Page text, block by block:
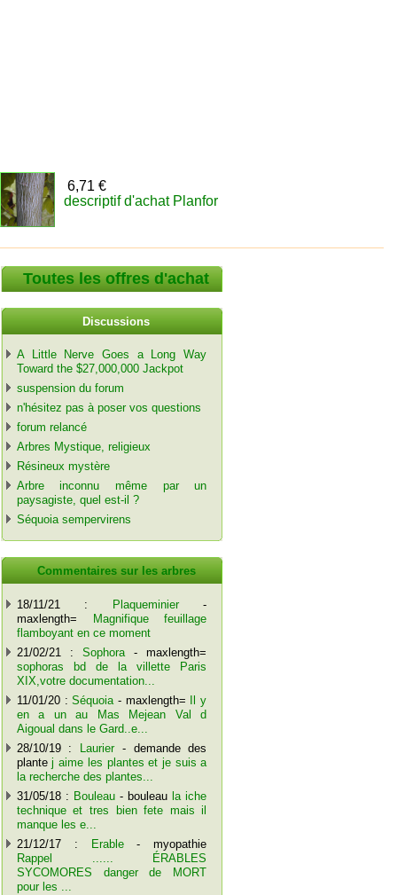
6,71 €
descriptif d'achat Planfor
Toutes les offres d'achat
Discussions
A Little Nerve Goes a Long Way
Toward the $27,000,000 Jackpot
suspension du forum
n'hésitez pas à poser vos questions
forum relancé
Arbres Mystique, religieux
Résineux mystère
Arbre inconnu même par un
paysagiste, quel est-il ?
Séquoia sempervirens
Commentaires sur les arbres
18/11/21 : Plaqueminier-
maxlength=
Magnifique feuillage
flamboyant en ce moment
21/02/21 : Sophora- maxlength=
sophoras bd de la villette Paris
XIX,votre documentation...
11/01/20 :Séquoia- maxlength=
Il y
en a un au Mas Mejean Val d
Aigoual dans le Gard..e...
28/10/19 :
Laurier- demande des
plantej aime les plantes et je suis a
la recherche des plantes...
31/05/18 : Bouleau- bouleau la iche
technique et tres bien fete mais il
manque les e...
21/12/17 :
Erable- myopathie
Rappel ...... ÉRABLES
SYCOMORES danger de MORT
pour les ...